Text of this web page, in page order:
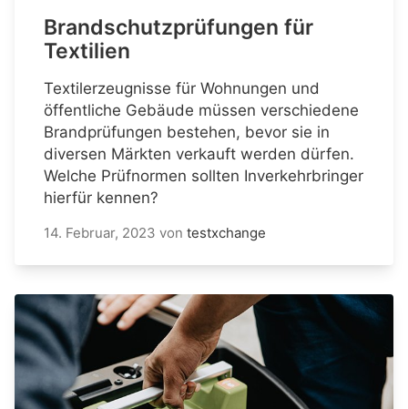
Brandschutzprüfungen für
Textilien
Textilerzeugnisse für Wohnungen und
öffentliche Gebäude müssen verschiedene
Brandprüfungen bestehen, bevor sie in
diversen Märkten verkauft werden dürfen.
Welche Prüfnormen sollten Inverkehrbringer
hierfür kennen?
14. Februar, 2023 von testxchange